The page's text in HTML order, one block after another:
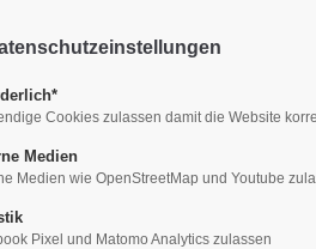
12, 48163 Münster Mo.-Do.
Cookies zulassen damit die Website
Medien
Medien wie OpenStreetMap und Youtube
Pixel und Matomo Analytics zulassen